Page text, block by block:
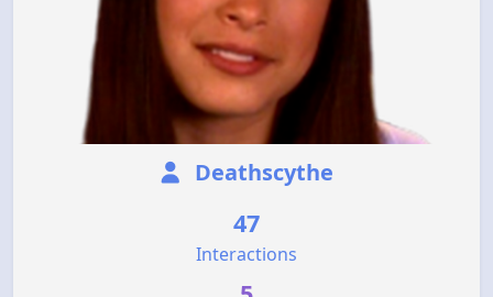
Deathscythe
47
Interactions